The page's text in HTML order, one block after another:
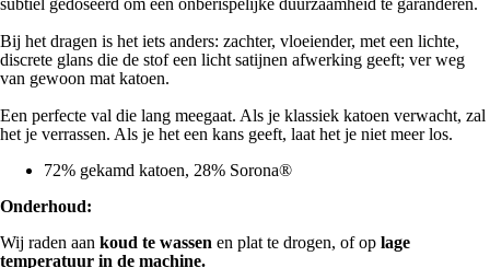
Bij het dragen is het iets anders: zachter, vloeiender, met een lichte,
discrete glans die de stof een licht satijnen afwerking geeft; ver weg
van gewoon mat katoen.
Een perfecte val die lang meegaat. Als je klassiek katoen verwacht, zal
het je verrassen. Als je het een kans geeft, laat het je niet meer los.
72% gekamd katoen, 28% Sorona®
Onderhoud:
Wij raden aan koud te wassen en plat te drogen, of op lage
temperatuur in de machine.